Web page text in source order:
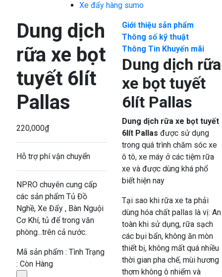
Xe đẩy hàng sumo
Dung dịch
rữa xe bọt
tuyết 6lít
Pallas
220,000₫
Hỗ trợ phí vận chuyển
NPRO chuyên cung cấp
các sản phẩm Tủ Đồ
Nghề, Xe Đẩy , Bàn Nguội
Cơ Khí, tủ để trong văn
phòng...trên cả nước.
Mã sản phẩm : Tình Trạng
: Còn Hàng
Giới thiệu sản phẩm
Thông số kỹ thuật
Thông Tin Khuyến mãi
Dung dịch rữa
xe bọt tuyết
6lít Pallas
Dung dịch rữa xe bọt tuyết
6lít Pallas được sử dụng
trong quá trình chăm sóc xe
ô tô, xe máy ở các tiệm rữa
xe và được dùng khá phổ
biết hiện nay
Tại sao khi rữa xe ta phải
dùng hóa chất pallas là vị: An
toàn khi sử dụng, rữa sạch
các bụi bẩn, không ăn mòn
thiết bị, không mất quá nhiều
thời gian pha chế, mùi hương
thơm không ô nhiểm và